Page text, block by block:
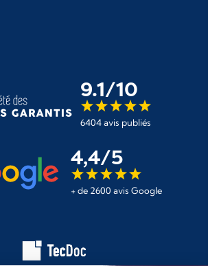
9.1/10
6404 avis publiés
4,4/5
+ de 2600 avis Google